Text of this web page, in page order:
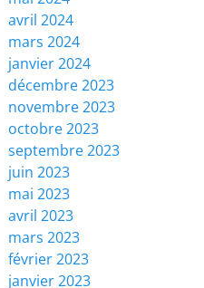
avril 2024
mars 2024
janvier 2024
décembre 2023
novembre 2023
octobre 2023
septembre 2023
juin 2023
mai 2023
avril 2023
mars 2023
février 2023
janvier 2023